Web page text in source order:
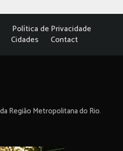
Política de Privacidade
Cidades Contact
Região Metropolitana do Rio.